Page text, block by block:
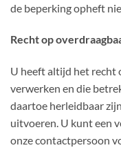
de beperking opheft
Recht op
U heeft altijd het recht
verwerken en die
daartoe herleidbaar
uitvoeren. U kunt een
onze contactpersoon